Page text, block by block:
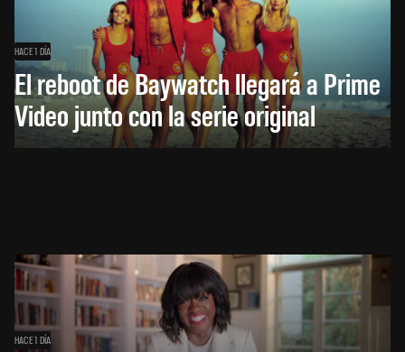
HACE 1 DÍA
El reboot de Baywatch llegará a Prime
Video junto con la serie original
HACE 1 DÍA